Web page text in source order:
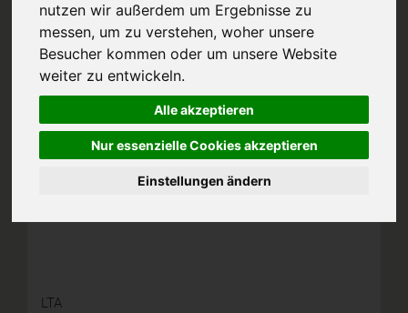
nutzen wir außerdem um Ergebnisse zu
messen, um zu verstehen, woher unsere
Besucher kommen oder um unsere Website
weiter zu entwickeln.
Alle akzeptieren
Nur essenzielle Cookies akzeptieren
Einstellungen ändern
LTA